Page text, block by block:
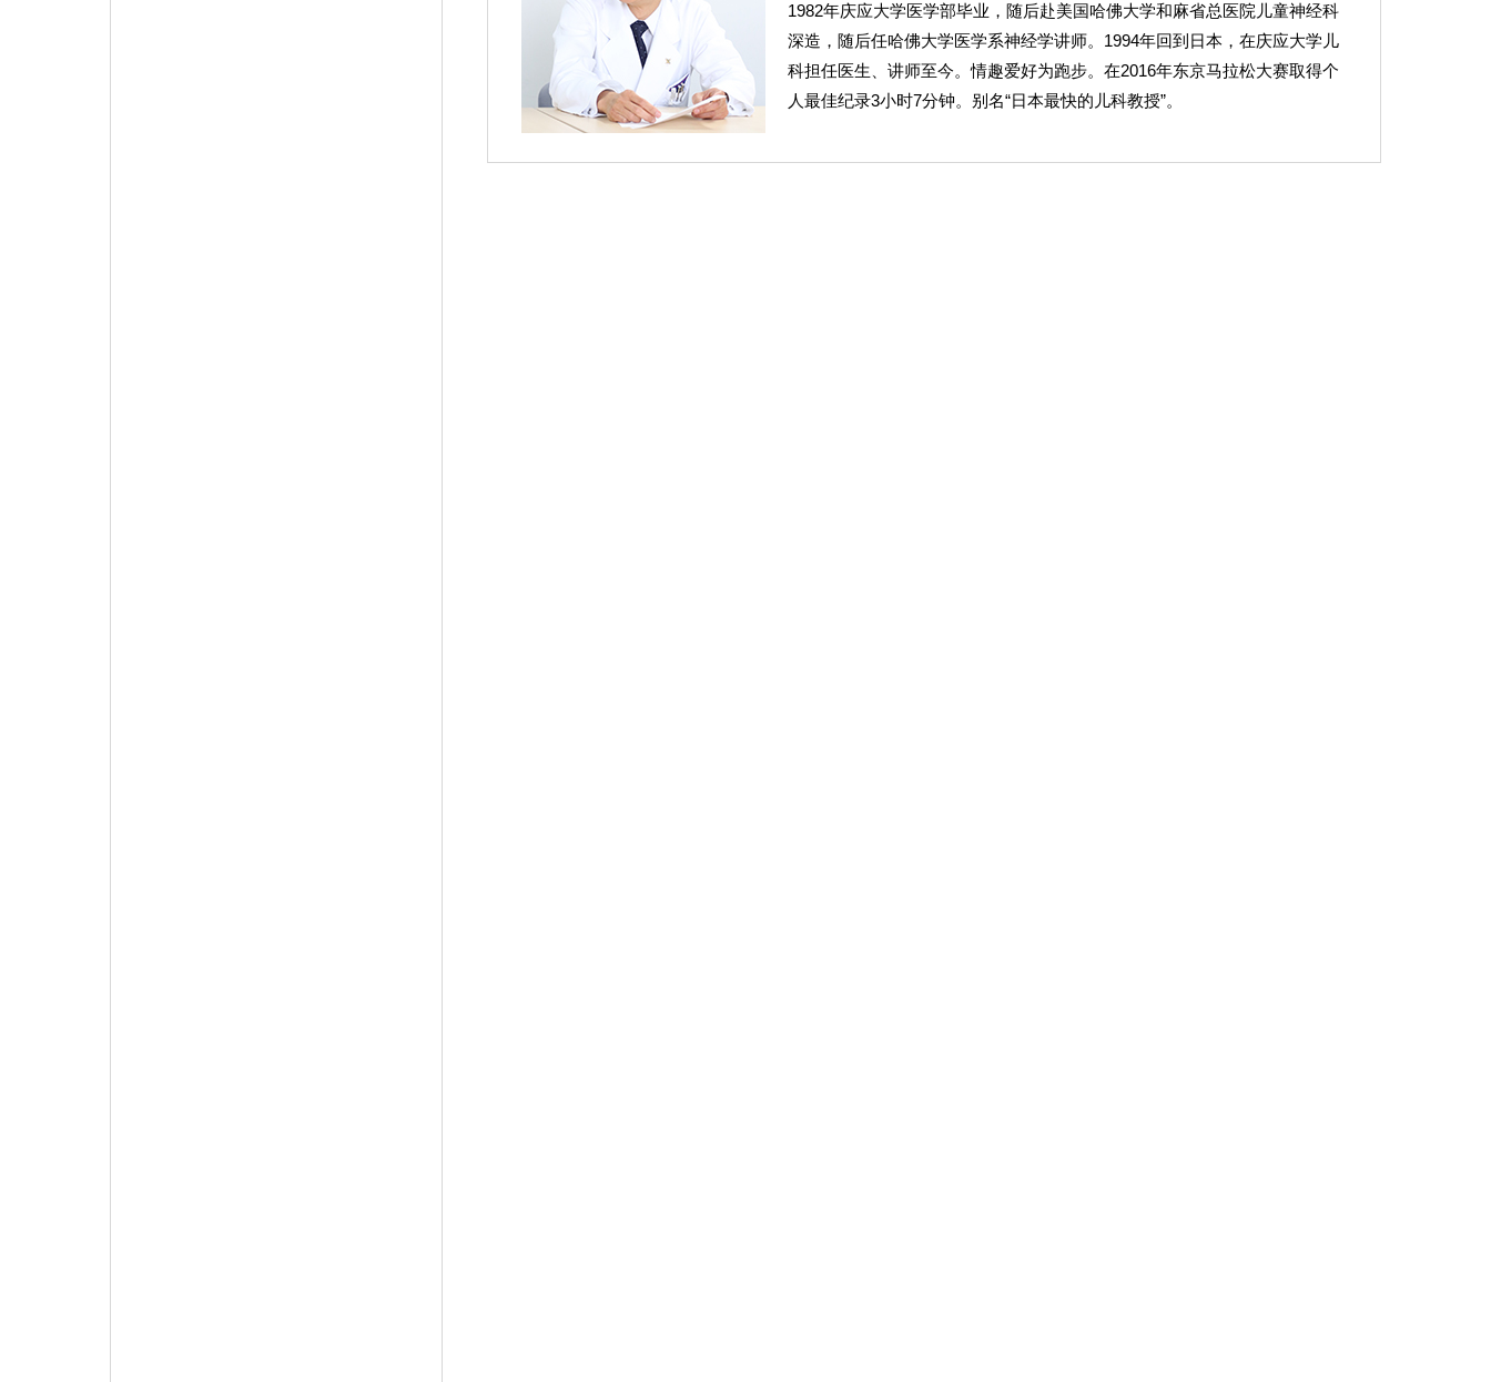
1982年庆应大学医学部毕业，随后赴美国哈佛大学和麻省总医院儿童神经科
深造，随后任哈佛大学医学系神经学讲师。1994年回到日本，在庆应大学儿
科担任医生、讲师至今。情趣爱好为跑步。在2016年东京马拉松大赛取得个
人最佳纪录3小时7分钟。别名“日本最快的儿科教授”。